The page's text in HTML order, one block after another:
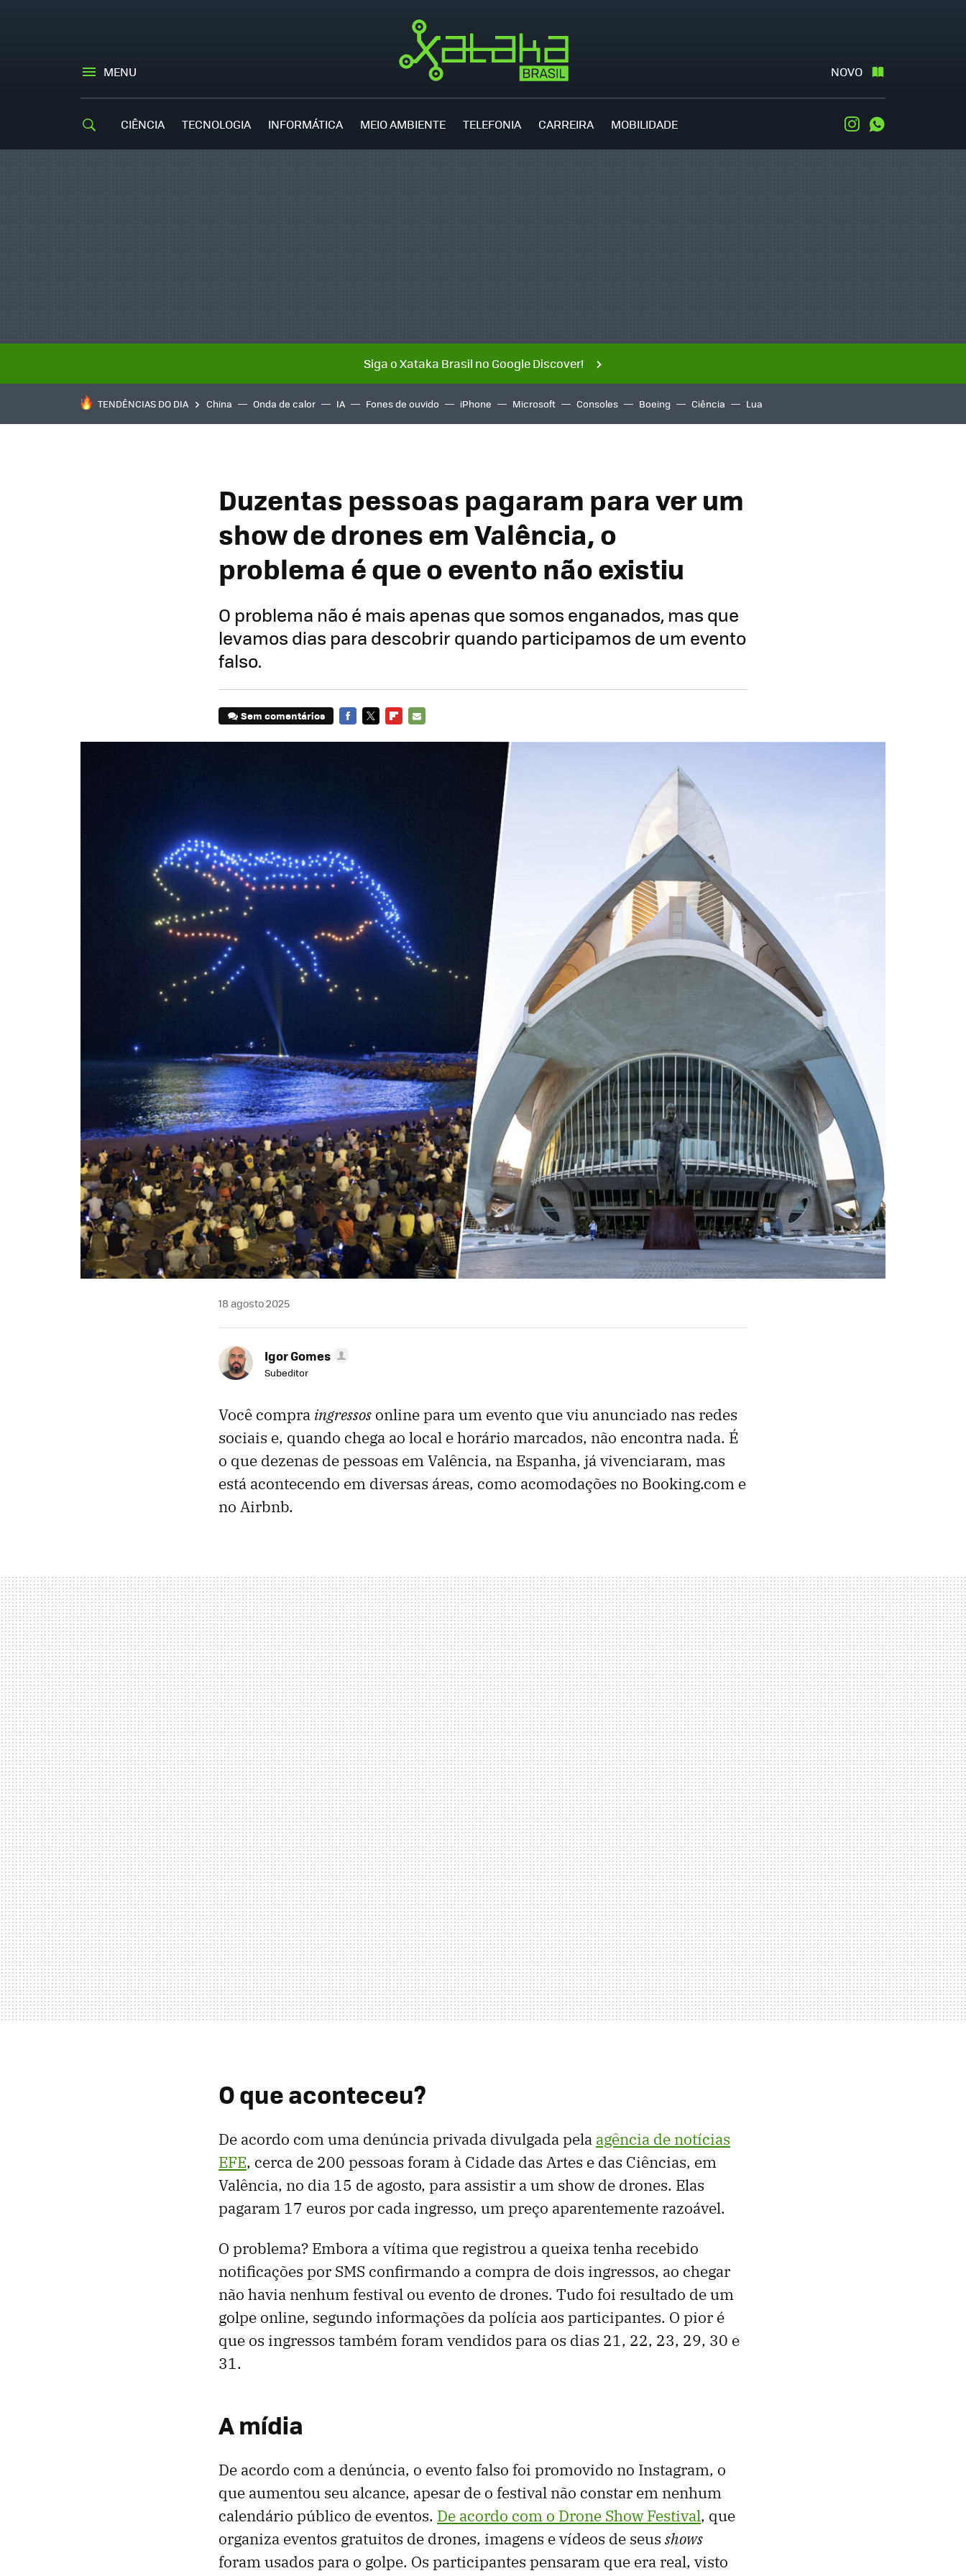
MENU NOVO
CIÊNCIA TECNOLOGIA INFORMÁTICA MEIO AMBIENTE TELEFONIA CARREIRA MOBILIDADE Instagram
Siga o Xataka Brasil no Google Discover!
TENDÊNCIAS DO DIA China Onda de calor IA Fones de ouvido iPhone Microsoft Consoles Boeing Ciência Lua
Duzentas pessoas pagaram para ver um
show de drones em Valência, o
problema é que o evento não existiu
O problema não é mais apenas que somos enganados, mas que
levamos dias para descobrir quando participamos de um evento
falso.
Sem comentários
18 agosto 2025
Igor Gomes
Subeditor
Você compra ingressos online para um evento que viu anunciado nas redes
sociais e, quando chega ao local e horário marcados, não encontra nada. É
o que dezenas de pessoas em Valência, na Espanha, já vivenciaram, mas
está acontecendo em diversas áreas, como acomodações no Booking.com e
no Airbnb.
O que aconteceu?
De acordo com uma denúncia privada divulgada pela agência de notícias
EFE, cerca de 200 pessoas foram à Cidade das Artes e das Ciências, em
Valência, no dia 15 de agosto, para assistir a um show de drones. Elas
pagaram 17 euros por cada ingresso, um preço aparentemente razoável.
O problema? Embora a vítima que registrou a queixa tenha recebido
notificações por SMS confirmando a compra de dois ingressos, ao chegar
não havia nenhum festival ou evento de drones. Tudo foi resultado de um
golpe online, segundo informações da polícia aos participantes. O pior é
que os ingressos também foram vendidos para os dias 21, 22, 23, 29, 30 e
31.
A mídia
De acordo com a denúncia, o evento falso foi promovido no Instagram, o
que aumentou seu alcance, apesar de o festival não constar em nenhum
calendário público de eventos. De acordo com o Drone Show Festival, que
organiza eventos gratuitos de drones, imagens e vídeos de seus shows
foram usados para o golpe. Os participantes pensaram que era real, visto